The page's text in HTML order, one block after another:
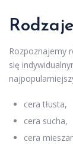
Rozpoznajemy
się
cera tłusta,
cera sucha,
cera